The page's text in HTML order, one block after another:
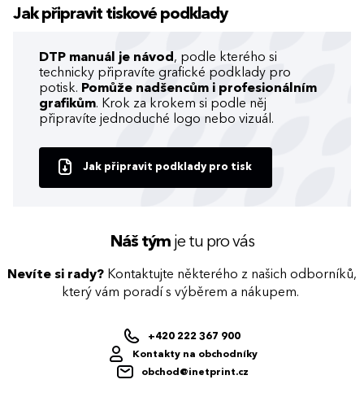
Jak připravit tiskové podklady
DTP manuál je návod , podle kterého si
technicky připravíte grafické podklady pro
potisk. Pomůže nadšencům i profesionálním
grafikům. Krok za krokem si podle něj
připravíte jednoduché logo nebo vizuál.
Jak připravit podklady pro tisk
Náš týmje tu pro vás
Nevíte si rady? Kontaktujte některého z našich odborníků,
který vám poradí s výběrem a nákupem.
+420 222 367 900
Kontakty na obchodníky
obchod@inetprint.cz